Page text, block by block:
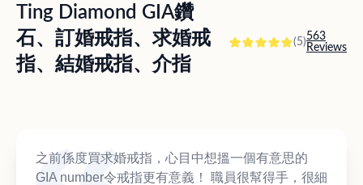
Ting Diamond GIA鑽
石、訂婚戒指、求婚戒
指、結婚戒指、介指
(5)563
Reviews
之前係度買求婚戒指，心目中想搵一個有意思的
GIA number令戒指更有意義！ 職員很幫得手，很細